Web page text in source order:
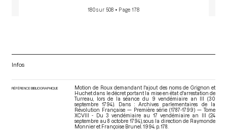
180 sur 508 • Page 178
Infos
RÉFÉRENCE BIBLIOGRAPHIQUE
Motion de Roux demandant l'ajout des noms de Grignon et
Huchet dans le décret portant la mise en état d'arrestation de
Turreau, lors de la séance du 9 vendémiaire an III (30
septembre 1794). Dans : Archives parlementaires de la
Révolution Française — Première série (1787-1799) — Tome
XCVIII - Du 3 vendémiaire au 17 vendémiaire an III (24
septembre au 8 octobre 1794), sous la direction de Raymonde
Monnier et Françoise Brunel. 1994. p. 178.